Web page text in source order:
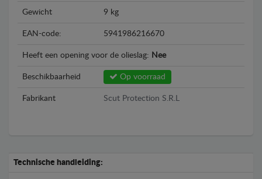
Gewicht 9 kg
EAN-code: 5941986216670
Heeft een opening voor de olieslag: Nee
Beschikbaarheid Op voorraad
Fabrikant Scut Protection S.R.L
Technische handleiding: